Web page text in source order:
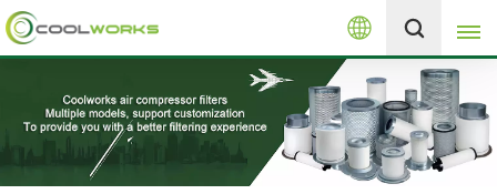
Русский
English
español
+8613525046291